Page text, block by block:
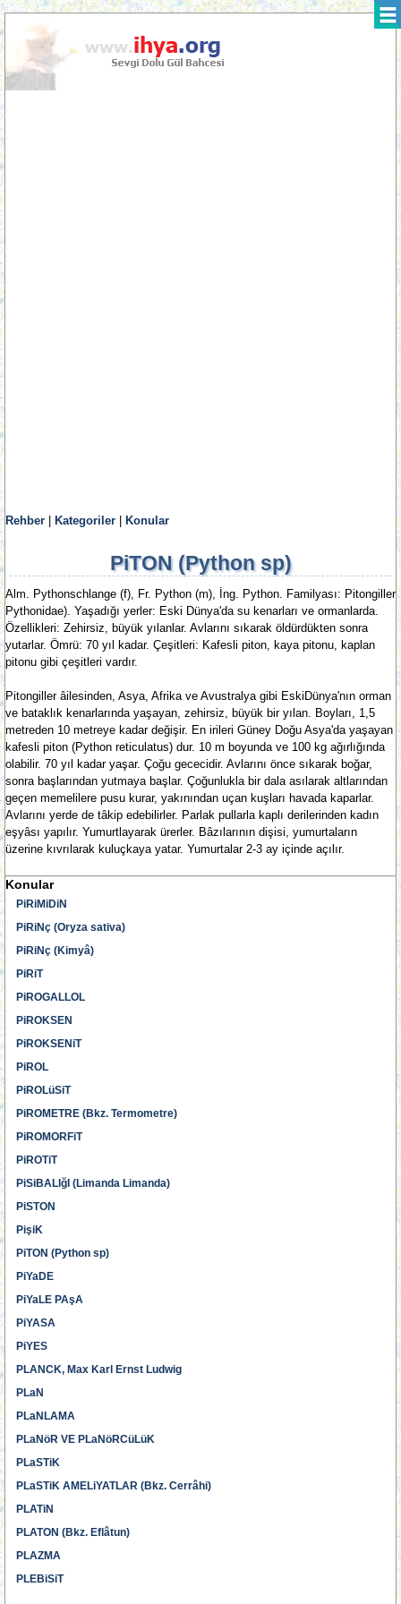
Rehber Kategoriler Konular
PiTON (Python sp)
Alm. Pythonschlange (f), Fr. Python (m), İng. Python. Familyası: Pitongiller
Pythonidae). Yaşadığı yerler: Eski Dünya'da su kenarları ve ormanlarda.
Özellikleri: Zehirsiz, büyük yılanlar. Avlarını sıkarak öldürdükten sonra
yutarlar. Ömrü: 70 yıl kadar. Çeşitleri: Kafesli piton, kaya pitonu, kaplan
pitonu gibi çeşitleri vardır.
Pitongiller âilesinden, Asya, Afrika ve Avustralya gibi EskiDünya'nın orman
ve bataklık kenarlarında yaşayan, zehirsiz, büyük bir yılan. Boyları, 1,5
metreden 10 metreye kadar değişir. En irileri Güney Doğu Asya'da yaşayan
kafesli piton (Python reticulatus) dur. 10 m boyunda ve 100 kg ağırlığında
olabilir. 70 yıl kadar yaşar. Çoğu gececidir. Avlarını önce sıkarak boğar,
sonra başlarından yutmaya başlar. Çoğunlukla bir dala asılarak altlarından
geçen memelilere pusu kurar, yakınından uçan kuşları havada kaparlar.
Avlarını yerde de tâkip edebilirler. Parlak pullarla kaplı derilerinden kadın
eşyâsı yapılır. Yumurtlayarak ürerler. Bâzılarının dişisi, yumurtaların
üzerine kıvrılarak kuluçkaya yatar. Yumurtalar 2-3 ay içinde açılır.
Konular
PiRiMiDiN
PiRiNç (Oryza sativa)
PiRiNç (Kimyâ)
PiRiT
PiROGALLOL
PiROKSEN
PiROKSENiT
PiROL
PiROLüSiT
PiROMETRE (Bkz. Termometre)
PiROMORFiT
PiROTiT
PiSiBALIğI (Limanda Limanda)
PiSTON
PişiK
PiTON (Python sp)
PiYaDE
PiYaLE PAşA
PiYASA
PiYES
PLANCK, Max Karl Ernst Ludwig
PLaN
PLaNLAMA
PLaNöR VE PLaNöRCüLüK
PLaSTiK
PLaSTiK AMELiYATLAR (Bkz. Cerrâhi)
PLATiN
PLATON (Bkz. Eflâtun)
PLAZMA
PLEBiSiT